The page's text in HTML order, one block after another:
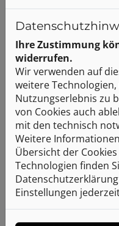
Ihre Zustimmung
widerrufen.
Wir verwenden auf
weitere
Nutzungserlebnis zu
von Cookies auch
mit den technisch
Weitere
Übersicht der
Technologien finden
Einstellungen